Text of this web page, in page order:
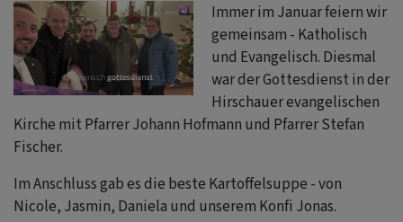
Immer im Januar feiern wir
gemeinsam - Katholisch
und Evangelisch. Diesmal
war der Gottesdienst in der
Hirschauer evangelischen
Kirche mit Pfarrer Johann Hofmann und Pfarrer Stefan
Fischer.
Im Anschluss gab es die beste Kartoffelsuppe - von
Nicole, Jasmin, Daniela und unserem Konfi Jonas.